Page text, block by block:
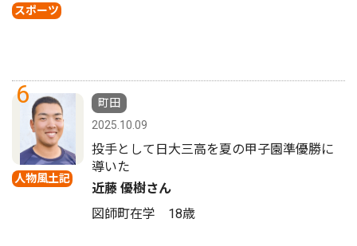
スポーツ
6
人物風土記
町田
2025.10.09
投手として日大三高を夏の甲子園準優勝に
導いた
近藤 優樹さん
図師町在学 18歳